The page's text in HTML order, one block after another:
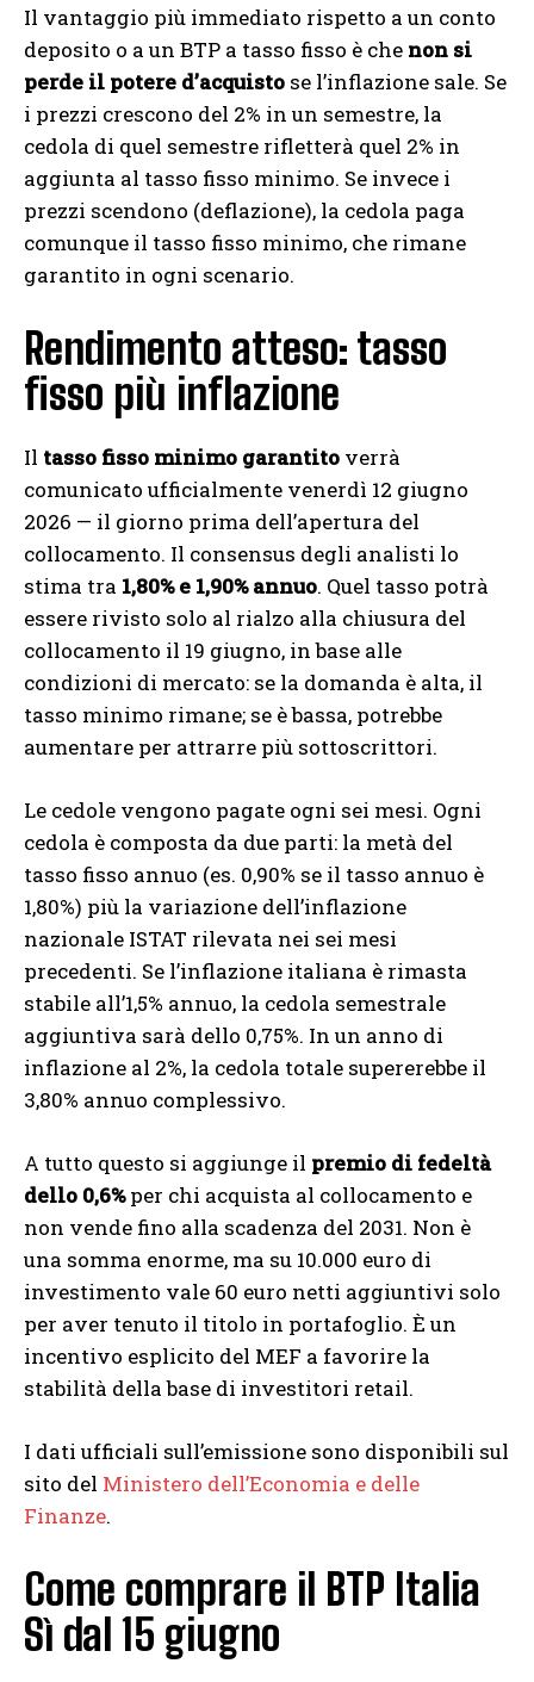
Il vantaggio più immediato rispetto a un conto
deposito o a un BTP a tasso fisso è che non si
perde il potere d’acquisto se l’inflazione sale. Se
i prezzi crescono del 2% in un semestre, la
cedola di quel semestre rifletterà quel 2% in
aggiunta al tasso fisso minimo. Se invece i
prezzi scendono (deflazione), la cedola paga
comunque il tasso fisso minimo, che rimane
garantito in ogni scenario.
Rendimento atteso: tasso
fisso più inflazione
Il tasso fisso minimo garantito verrà
comunicato ufficialmente venerdì 12 giugno
2026 — il giorno prima dell’apertura del
collocamento. Il consensus degli analisti lo
stima tra 1,80% e 1,90% annuo. Quel tasso potrà
essere rivisto solo al rialzo alla chiusura del
collocamento il 19 giugno, in base alle
condizioni di mercato: se la domanda è alta, il
tasso minimo rimane; se è bassa, potrebbe
aumentare per attrarre più sottoscrittori.
Le cedole vengono pagate ogni sei mesi. Ogni
cedola è composta da due parti: la metà del
tasso fisso annuo (es. 0,90% se il tasso annuo è
1,80%) più la variazione dell’inflazione
nazionale ISTAT rilevata nei sei mesi
precedenti. Se l’inflazione italiana è rimasta
stabile all’1,5% annuo, la cedola semestrale
aggiuntiva sarà dello 0,75%. In un anno di
inflazione al 2%, la cedola totale supererebbe il
3,80% annuo complessivo.
A tutto questo si aggiunge il premio di fedeltà
dello 0,6%per chi acquista al collocamento e
non vende fino alla scadenza del 2031. Non è
una somma enorme, ma su 10.000 euro di
investimento vale 60 euro netti aggiuntivi solo
per aver tenuto il titolo in portafoglio. È un
incentivo esplicito del MEF a favorire la
stabilità della base di investitori retail.
I dati ufficiali sull’emissione sono disponibili sul
sito del Ministero dell’Economia e delle
Finanze.
Come comprare il BTP Italia
Sì dal 15 giugno